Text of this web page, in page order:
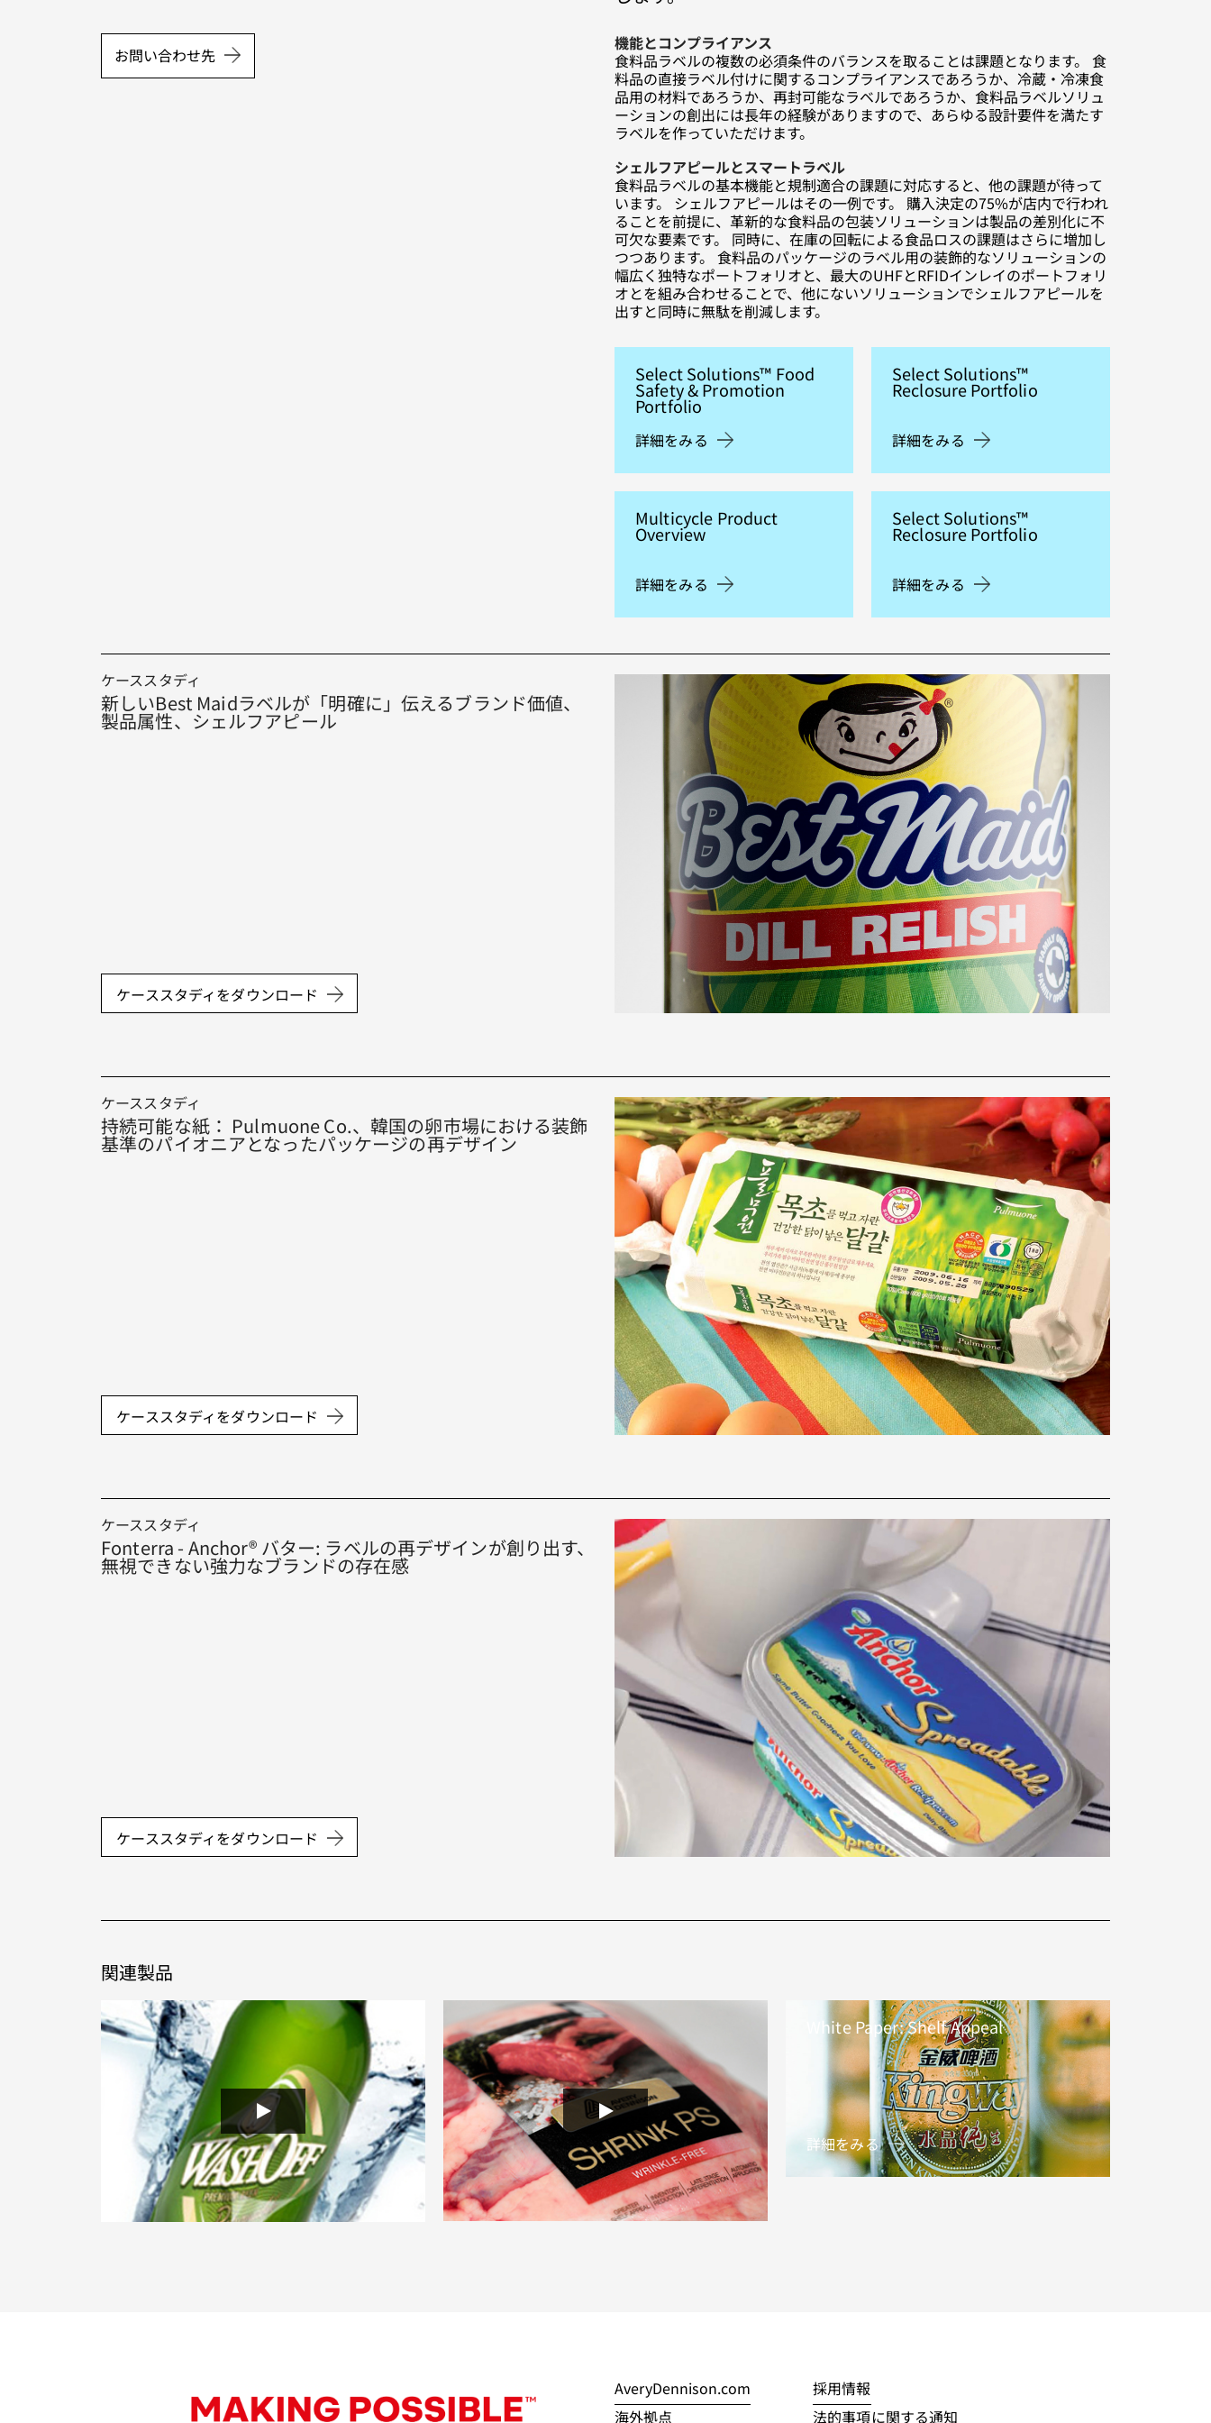
お問い合わせ先
機能とコンプライアンス
食料品ラベルの複数の必須条件のバランスを取ることは課題となります。 食
料品の直接ラベル付けに関するコンプライアンスであろうか、冷蔵・冷凍食
品用の材料であろうか、再封可能なラベルであろうか、食料品ラベルソリュ
ーションの創出には長年の経験がありますので、あらゆる設計要件を満たす
ラベルを作っていただけます。
シェルフアピールとスマートラベル
食料品ラベルの基本機能と規制適合の課題に対応すると、他の課題が待って
います。 シェルフアピールはその一例です。 購入決定の75%が店内で行われ
ることを前提に、革新的な食料品の包装ソリューションは製品の差別化に不
可欠な要素です。 同時に、在庫の回転による食品ロスの課題はさらに増加し
つつあります。 食料品のパッケージのラベル用の装飾的なソリューションの
幅広く独特なポートフォリオと、最大のUHFとRFIDインレイのポートフォリ
オとを組み合わせることで、他にないソリューションでシェルフアピールを
出すと同時に無駄を削減します。
Select Solutions™ Food
Safety & Promotion
Portfolio
詳細をみる
Select Solutions™
Reclosure Portfolio
詳細をみる
Multicycle Product
Overview
詳細をみる
Select Solutions™
Reclosure Portfolio
詳細をみる
ケーススタディ
新しいBest Maidラベルが「明確に」伝えるブランド価値、
製品属性、シェルフアピール
ケーススタディをダウンロード
ケーススタディ
持続可能な紙： Pulmuone Co.、韓国の卵市場における装飾
基準のパイオニアとなったパッケージの再デザイン
ケーススタディをダウンロード
ケーススタディ
Fonterra - Anchor® バター: ラベルの再デザインが創り出す、
無視できない強力なブランドの存在感
ケーススタディをダウンロード
関連製品
White Paper: Shelf Appeal
詳細をみる
AveryDennison.com
採用情報
海外拠点
法的事項に関する通知